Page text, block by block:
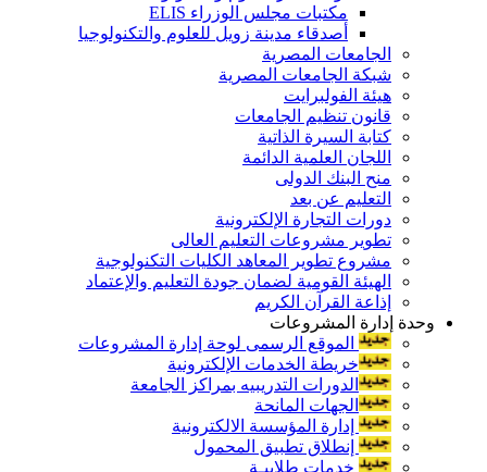
مكتبات مجلس الوزراء ELIS
أصدقاء مدينة زويل للعلوم والتكنولوجيا
الجامعات المصرية
شبكة الجامعات المصرية
هيئة الفولبرايت
قانون تنظيم الجامعات
كتابة السيرة الذاتية
اللجان العلمية الدائمة
منح البنك الدولى
التعليم عن بعد
دورات التجارة الإلكترونية
تطوير مشروعات التعليم العالى
مشروع تطوير المعاهد الكليات التكنولوجية
الهيئة القومية لضمان جودة التعليم والإعتماد
إذاعة القرآن الكريم
وحدة إدارة المشروعات
الموقع الرسمى لوحة إدارة المشروعات
خريطة الخدمات الإلكترونية
الدورات التدريبيه بمراكز الجامعة
الجهات المانحة
إدارة المؤسسة الالكترونية
إنطلاق تطبيق المحمول
خدمات طلابيـة